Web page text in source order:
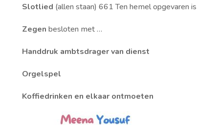
Slotlied (allen staan) 661 Ten hemel opgevaren is
Zegen besloten met …
Handdruk ambtsdrager van dienst
Orgelspel
Koffiedrinken en elkaar ontmoeten